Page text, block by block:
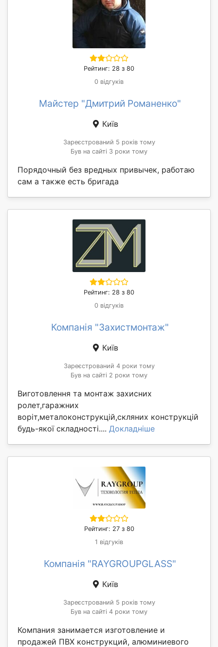
Рейтинг: 28 з 80
0 відгуків
Майстер "Дмитрий Романенко"
Київ
Зареєстрований 5 років тому
Був на сайті 3 роки тому
Порядочный без вредных привычек, работаю
сам а также есть бригада
Рейтинг: 28 з 80
0 відгуків
Компанія "Захистмонтаж"
Київ
Зареєстрований 4 роки тому
Був на сайті 2 роки тому
Виготовлення та монтаж захисних
ролет,гаражних
воріт,металоконструкцій,скляних конструкцій
будь-якої складності.... Докладніше
Рейтинг: 27 з 80
1 відгуків
Компанія "RAYGROUPGLASS"
Київ
Зареєстрований 5 років тому
Був на сайті 4 роки тому
Компания занимается изготовление и
продажей ПВХ конструкций, алюминиевого